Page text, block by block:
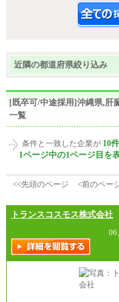
近隣の都道府県絞り込み
[既卒可/中途採用]沖縄県,肝
一覧
条件と一致した企業が 10件
1ページ中の1ページ目を
<<先頭のページ
<前のペー
トランスコスモス株式会社